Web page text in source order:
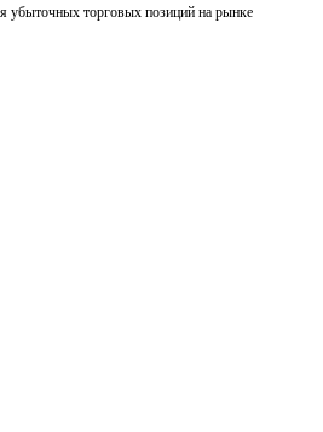
убыточных торговых позиций на рынке